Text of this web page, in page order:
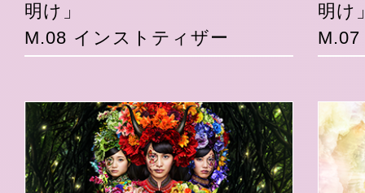
明け」
M.08 インストティザー
明け